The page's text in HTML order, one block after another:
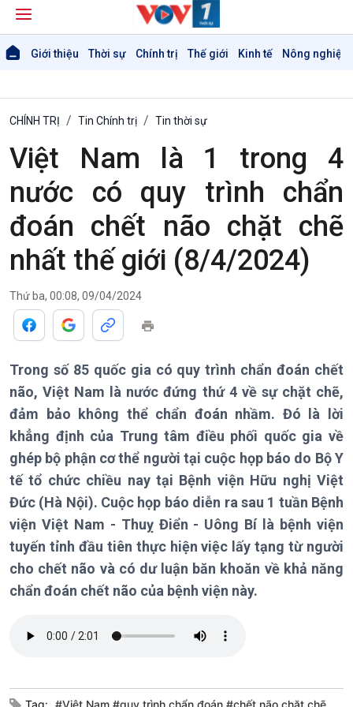
Giới thiệu Thời sự Chính trị Thế giới Kinh tế Nông nghiệp
Giới thiệu
Thời sự
Thời sự 6h
Thời sự 12h
Thời sự 18h
Chính trị
Tin Chính trị
Chính phủ với người dân
Quốc hội với cử tri
Xây dựng đảng
Đảng trong cuộc sống
Nhận diện sự thật
Pháp luật và đời sống
Thế giới
Tin thế giới
Vấn đề quốc tế
Hồ sơ sự kiện quốc tế
Thế giới & Việt Nam
Biên cương - Một dải vững
Kinh tế
Trước giờ mở cửa
Nông nghiệp & Biển đảo
đảo
CHÍNH TRỊ Tin Chính trị Tin thời sự
Việt Nam là 1 trong 4
nước có quy trình chẩn
đoán chết não chặt chẽ
nhất thế giới (8/4/2024)
Thứ ba, 00:08, 09/04/2024
Trong số 85 quốc gia có quy trình chẩn đoán chết
não, Việt Nam là nước đứng thứ 4 về sự chặt chẽ,
đảm bảo không thể chẩn đoán nhầm. Đó là lời
khẳng định của Trung tâm điều phối quốc gia về
ghép bộ phận cơ thể người tại cuộc họp báo do Bộ Y
tế tổ chức chiều nay tại Bệnh viện Hữu nghị Việt
Đức (Hà Nội). Cuộc họp báo diễn ra sau 1 tuần Bệnh
viện Việt Nam - Thuỵ Điển - Uông Bí là bệnh viện
tuyến tỉnh đầu tiên thực hiện việc lấy tạng từ người
cho chết não và có dư luận băn khoăn về khả năng
chẩn đoán chết não của bệnh viện này.
Tag: #Việt Nam #quy trình chẩn đoán #chết não chặt chẽ